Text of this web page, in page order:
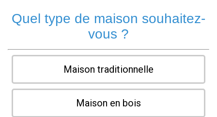
Quel type de maison souhaitez-
vous ?
Maison traditionnelle
Maison en bois